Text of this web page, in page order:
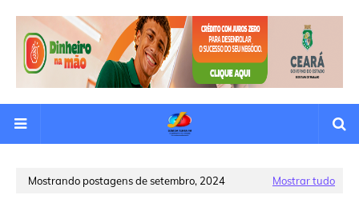
Mostrando postagens de setembro, 2024 Mostrar tudo